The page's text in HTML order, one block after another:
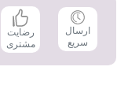
ارسال
سریع
رضایت
مشتری